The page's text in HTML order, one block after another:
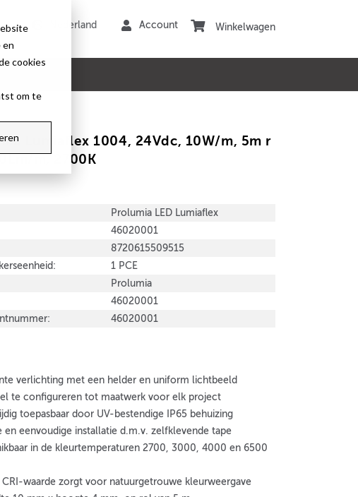
en
cookies
om te
Winkelwagen
Lumiaflex 1004, 24Vdc, 10W/m, 5m r
m, 2700K
Prolumia LED Lumiaflex
46020001
8720615509515
1 PCE
Prolumia
46020001
46020001
verlichting met een helder en uniform lichtbeeld
te configureren tot maatwerk voor elk project
toepasbaar door UV-bestendige IP65 behuizing
en eenvoudige installatie d.m.v. zelfklevende tape
in de kleurtemperaturen 2700, 3000, 4000 en 6500
CRI-waarde zorgt voor natuurgetrouwe kleurweergave